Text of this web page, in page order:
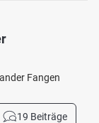
Fangen
19 Beiträge